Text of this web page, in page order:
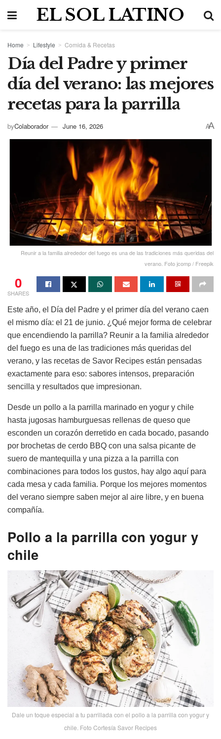
EL SOL LATINO
Home Lifestyle Comida & Recetas
Día del Padre y primer
día del verano: las mejores
recetas para la parrilla
byColaborador June 16, 2026 AA
Reunir a la familia alrededor del fuego es una de las tradiciones más queridas del
verano. Foto jcomp / Freepik
0
SHARES
Este año, el Día del Padre y el primer día del verano caen
el mismo día: el 21 de junio. ¿Qué mejor forma de celebrar
que encendiendo la parrilla? Reunir a la familia alrededor
del fuego es una de las tradiciones más queridas del
verano, y las recetas de Savor Recipes están pensadas
exactamente para eso: sabores intensos, preparación
sencilla y resultados que impresionan.
Desde un pollo a la parrilla marinado en yogur y chile
hasta jugosas hamburguesas rellenas de queso que
esconden un corazón derretido en cada bocado, pasando
por brochetas de cerdo BBQ con una salsa picante de
suero de mantequilla y una pizza a la parrilla con
combinaciones para todos los gustos, hay algo aquí para
cada mesa y cada familia. Porque los mejores momentos
del verano siempre saben mejor al aire libre, y en buena
compañía.
Pollo a la parrilla con yogur y
chile
Dale un toque especial a tu parrillada con el pollo a la parrilla con yogur y
chile. Foto Cortesía Savor Recipes